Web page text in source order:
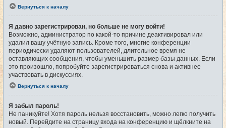
Вернуться к началу
Я давно зарегистрирован, но больше не могу войти!
Возможно, администратор по какой-то причине деактивировал или
удалил вашу учётную запись. Кроме того, многие конференции
периодически удаляют пользователей, длительное время не
оставляющих сообщения, чтобы уменьшить размер базы данных. Если
это произошло, попробуйте зарегистрироваться снова и активнее
участвовать в дискуссиях.
Вернуться к началу
Я забыл пароль!
Не паникуйте! Хотя пароль нельзя восстановить, можно легко получить
новый. Перейдите на страницу входа на конференцию и щёлкните на